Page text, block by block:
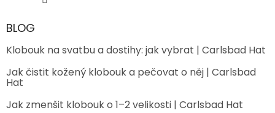
BLOG
Klobouk na svatbu a dostihy: jak vybrat | Carlsbad Hat
Jak čistit kožený klobouk a pečovat o něj | Carlsbad
Hat
Jak zmenšit klobouk o 1–2 velikosti | Carlsbad Hat